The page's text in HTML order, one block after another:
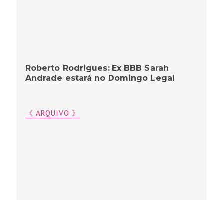
Roberto Rodrigues: Ex BBB Sarah
Andrade estará no Domingo Legal
《 ARQUIVO 》